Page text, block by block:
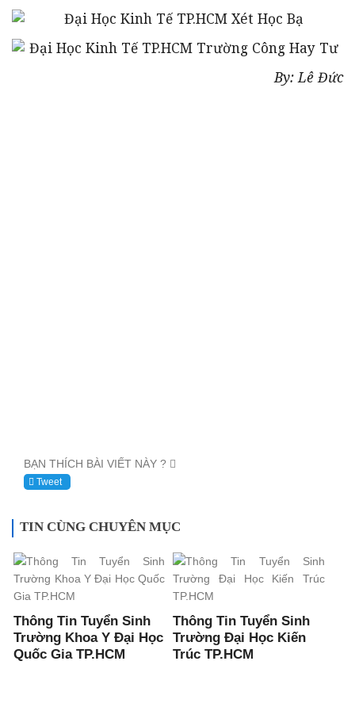
By: Lê Đức
BẠN THÍCH BÀI VIẾT NÀY ?
Tweet
TIN CÙNG CHUYÊN MỤC
Thông Tin Tuyển Sinh
Trường Khoa Y Đại Học
Quốc Gia TP.HCM
Thông Tin Tuyển Sinh
Trường Đại Học Kiến
Trúc TP.HCM